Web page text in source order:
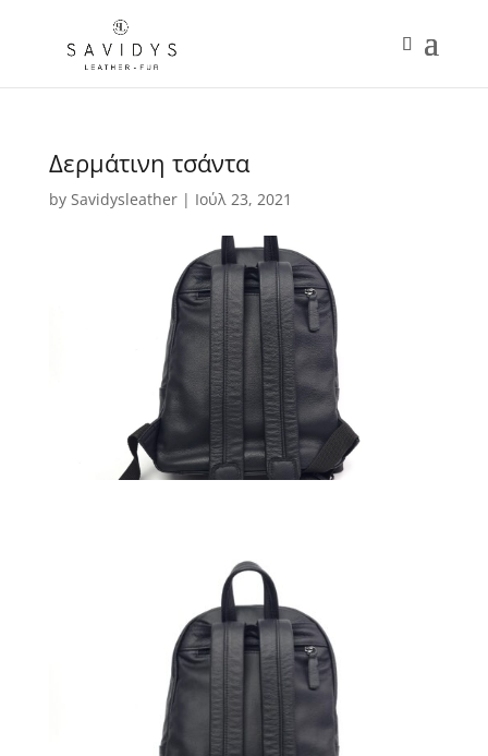
Δερμάτινη τσάντα
by Savidysleather| Ιούλ 23, 2021